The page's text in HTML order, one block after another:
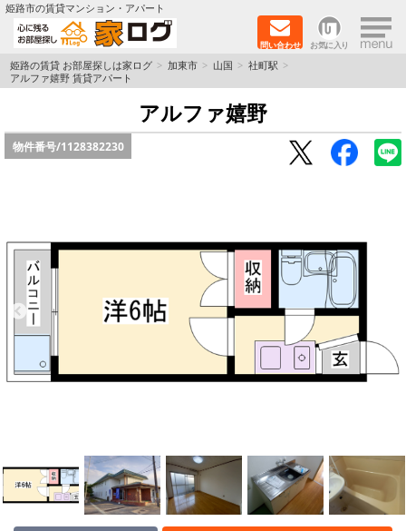
姫路市の賃貸マンション・アパート
問い合わせ お気に入り ×
TOPページ
ペットOK物件
保証人不要物件
初期費用リーズナブル物件
都市ガス物件
路線·駅から探す
地図から探す
スタッフ
姫路の賃貸 お部屋探しは家ログ 加東市 山国
社町駅
アルファ嬉野 賃貸アパート
アルファ嬉野
物件番号/1128382230